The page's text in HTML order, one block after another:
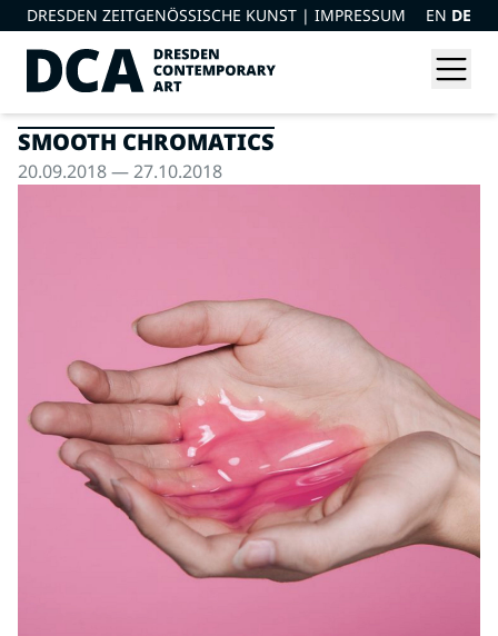
DRESDEN ZEITGENÖSSISCHE KUNST | IMPRESSUM EN DE
SMOOTH CHROMATICS
20.09.2018 — 27.10.2018